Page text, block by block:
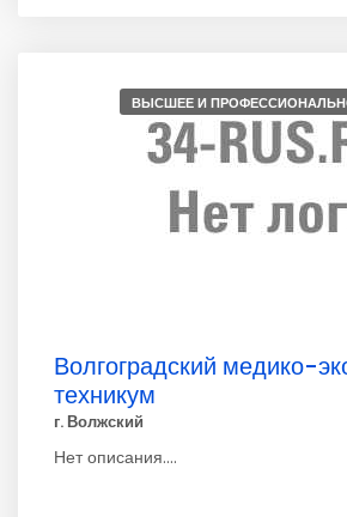
ВЫСШЕЕ И
Волгоградский медико-
техникум
г. Волжский
Нет описания....